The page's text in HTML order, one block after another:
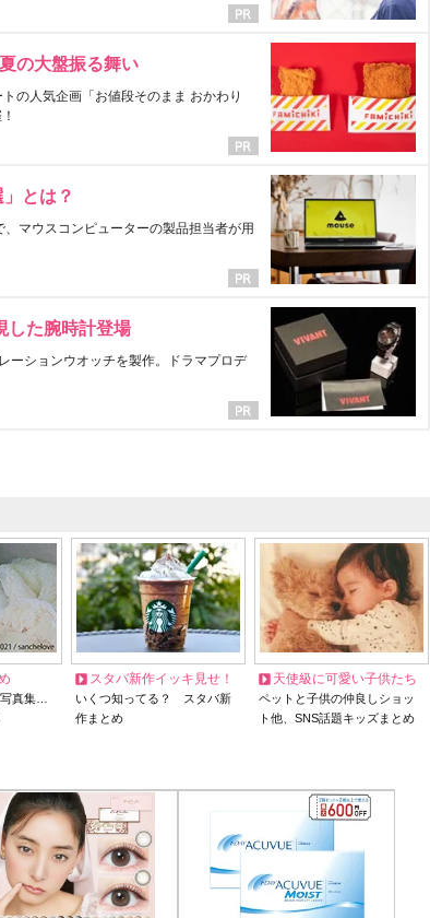
の大盤振る舞い
の人気企画「お値段そのまま おかわり
とは？
マウスコンピューターの製品担当者が用
した腕時計登場
ーションウオッチを製作。ドラマプロデ
真集…
スタバ新作イッキ見せ！
いくつ知ってる？ スタバ新
作まとめ
天使級に可愛い子供たち
ペットと子供の仲良しショッ
ト他、SNS話題キッズまとめ